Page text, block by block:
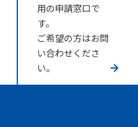
用の申請窓口で
す。
ご希望の方はお問
い合わせくださ
い。